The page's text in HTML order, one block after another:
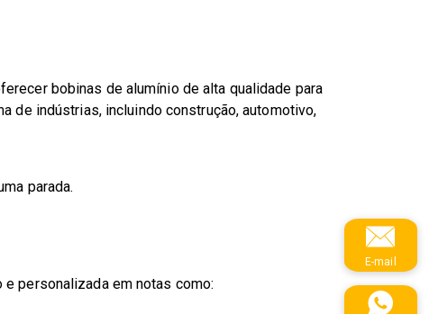
bobinas de alumínio de alta qualidade para
de indústrias, incluindo construção, automotivo,
parada.
personalizada em notas como:
E-mail